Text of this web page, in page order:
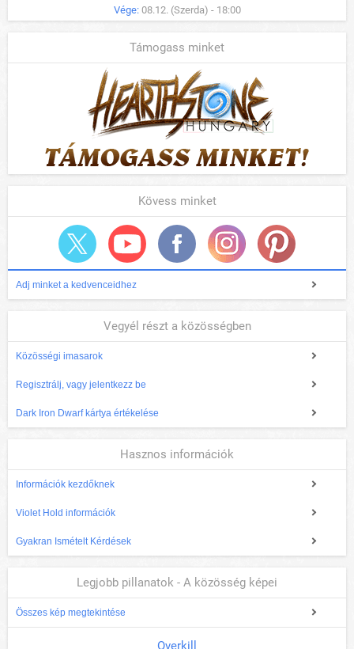
Vége: 08.12. (Szerda) - 18:00
Támogass minket
Kövess minket
Adj minket a kedvenceidhez
Vegyél részt a közösségben
Közösségi imasarok
Regisztrálj, vagy jelentkezz be
Dark Iron Dwarf kártya értékelése
Hasznos információk
Információk kezdőknek
Violet Hold információk
Gyakran Ismételt Kérdések
Legjobb pillanatok - A közösség képei
Összes kép megtekintése
Overkill